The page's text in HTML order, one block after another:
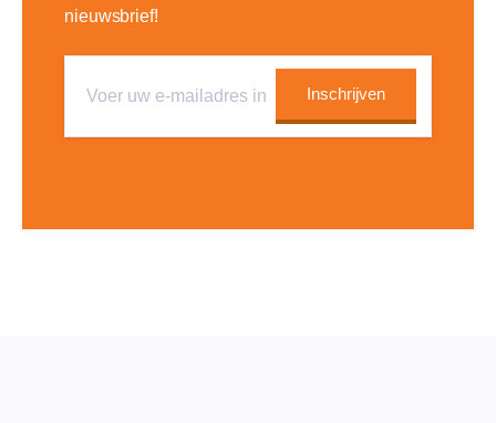
nieuwsbrief!